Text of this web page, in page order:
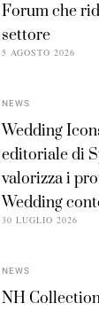
Forum che
settore
5 AGOSTO 2026
NEWS
Wedding
editoriale di
valorizza i
Wedding
30 LUGLIO 2026
NEWS
NH